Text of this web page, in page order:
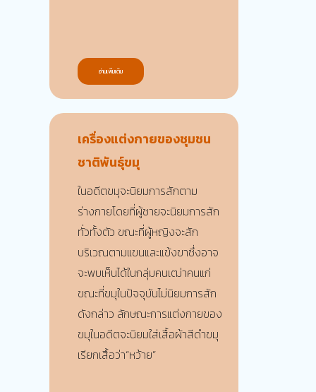
อ่านเพิ่มเติม
เครื่องแต่งกายของชุมชน
ชาติพันธุ์ขมุ
ในอดีตขมุจะนิยมการสักตาม
ร่างกายโดยที่ผู้ชายจะนิยมการสัก
ทั่วทั้งตัว ขณะที่ผู้หญิงจะสัก
บริเวณตามแขนและแข้งขาซึ่งอาจ
จะพบเห็นได้ในกลุ่มคนเฒ่าคนแก่
ขณะที่ขมุในปัจจุบันไม่นิยมการสัก
ดังกล่าว ลักษณะการแต่งกายของ
ขมุในอดีตจะนิยมใส่เสื้อผ้าสีดำขมุ
เรียกเสื้อว่า“หว้าย”